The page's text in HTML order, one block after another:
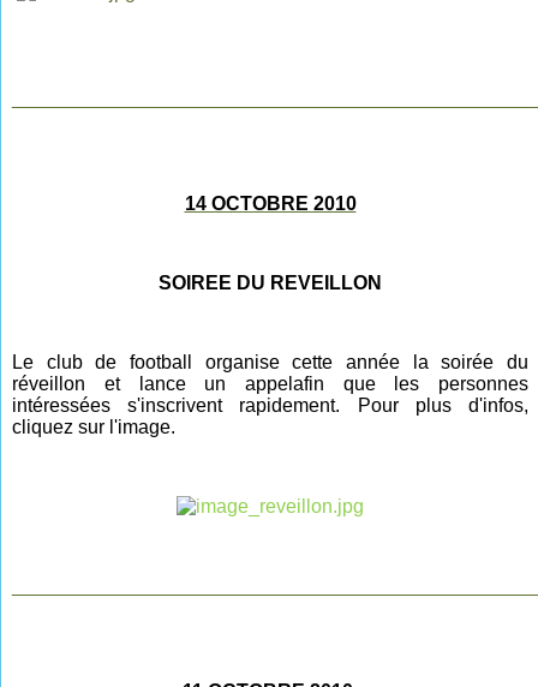
14 OCTOBRE 2010
SOIREE DU REVEILLON
Le club de football organise cette année la soirée du
réveillon et lance un appel afin que les personnes
intéressées s'inscrivent rapidement. Pour plus d'infos,
cliquez sur l'image.